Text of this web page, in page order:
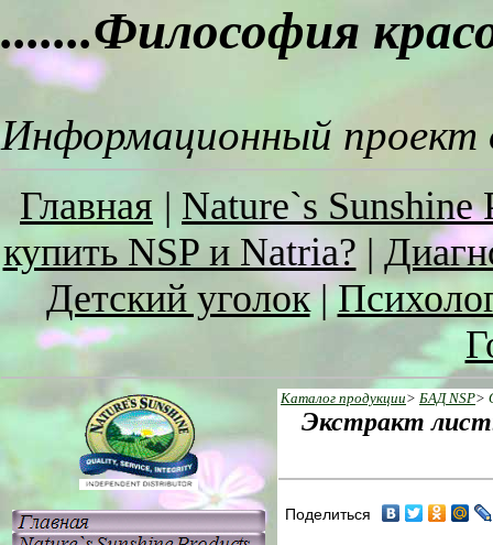
.......Философия
Информационный проект
Главная | Nature`s Sunshine
купить NSP и Natria? |
Детский уголок|
Каталог продукции> БАД NSP>
Экстракт
Поделиться